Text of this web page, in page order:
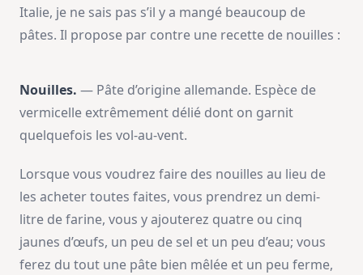
Italie, je ne sais pas s’il y a mangé beaucoup de
pâtes. Il propose par contre une recette de nouilles :
Nouilles. — Pâte d’origine allemande. Espèce de
vermicelle extrêmement délié dont on garnit
quelquefois les vol-au-vent.
Lorsque vous voudrez faire des nouilles au lieu de
les acheter toutes faites, vous prendrez un demi-
litre de farine, vous y ajouterez quatre ou cinq
jaunes d’œufs, un peu de sel et un peu d’eau; vous
ferez du tout une pâte bien mêlée et un peu ferme,